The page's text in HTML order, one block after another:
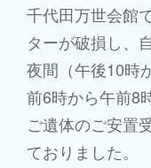
千代田万世会館
ターが破損し、
夜間（午後10時
前6時から午前8
ご遺体のご安置
ておりました。
投
稿
ナ
ビ
ゲ